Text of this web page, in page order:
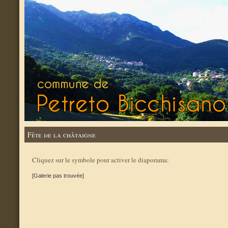
Fête de la châtaigne
Cliquez sur le symbole pour activer le diaporama:
[Galerie pas trouvée]